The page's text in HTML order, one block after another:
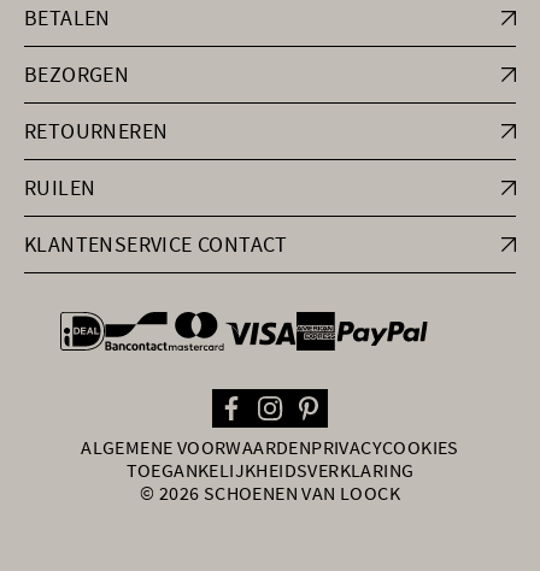
BETALEN
BEZORGEN
RETOURNEREN
RUILEN
KLANTENSERVICE CONTACT
general.paymentOptions
ALGEMENE VOORWAARDENPRIVACYCOOKIES
TOEGANKELIJKHEIDSVERKLARING
© 2026 SCHOENEN VAN LOOCK